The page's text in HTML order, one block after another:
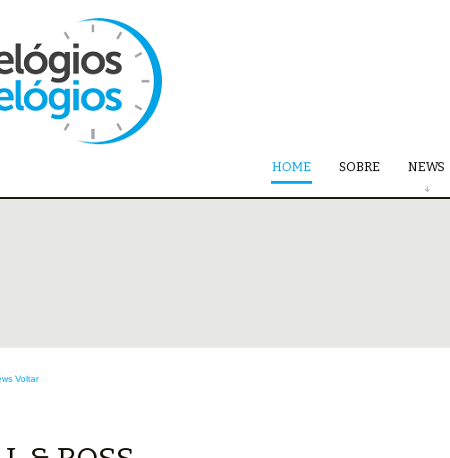
HOME SOBRE NEWS
Voltar